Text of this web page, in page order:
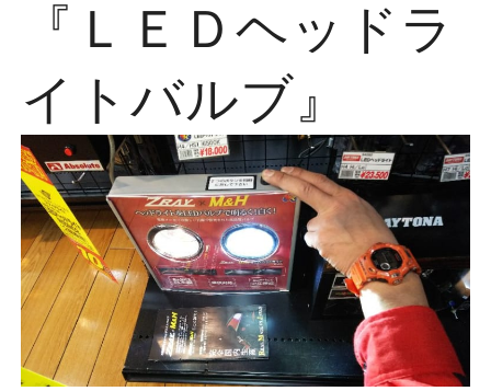
『ＬＥＤヘッドラ
イトバルブ』